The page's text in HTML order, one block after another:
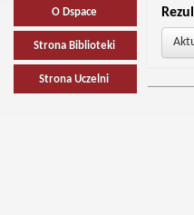
O Dspace
Strona Biblioteki
Strona Uczelni